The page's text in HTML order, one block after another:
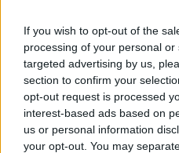
If you wish to opt-out of the
processing of your personal
targeted advertising by us,
section to confirm your
opt-out request is processed
interest-based ads based on
us or personal information
your opt-out. You may
ECONOMÍA